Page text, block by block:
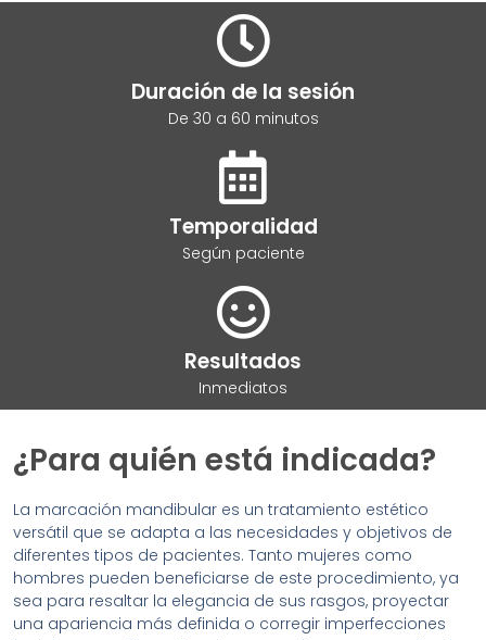
Duración de la sesión
De 30 a 60 minutos
Temporalidad
Según paciente
Resultados
Inmediatos
¿Para quién está indicada?
La marcación mandibular es un tratamiento estético
versátil que se adapta a las necesidades y objetivos de
diferentes tipos de pacientes. Tanto mujeres como
hombres pueden beneficiarse de este procedimiento, ya
sea para resaltar la elegancia de sus rasgos, proyectar
una apariencia más definida o corregir imperfecciones